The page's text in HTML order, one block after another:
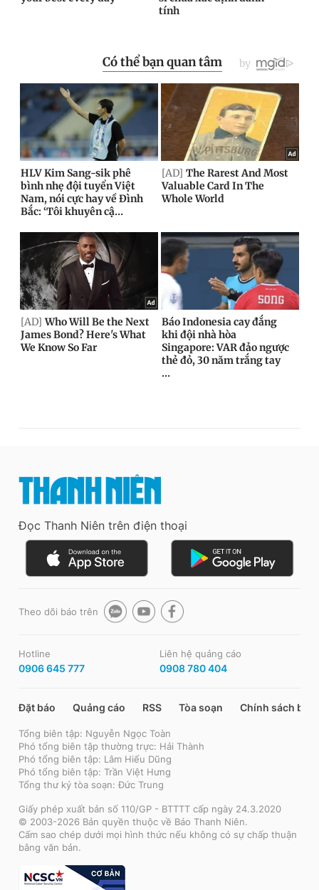
Đọc Thanh Niên trên điện thoại
Theo dõi báo trên
Hotline
0906 645 777
Liên hệ quảng cáo
0908 780 404
Đặt báo Quảng cáo RSS Tòa soạn Chính sách bảo
Tổng biên tập: Nguyễn Ngọc Toàn
Phó tổng biên tập thường trực: Hải Thành
Phó tổng biên tập: Lâm Hiếu Dũng
Phó tổng biên tập: Trần Việt Hưng
Tổng thư ký tòa soạn: Đức Trung
Giấy phép xuất bản số 110/GP - BTTTT cấp ngày 24.3.2020
© 2003-2026 Bản quyền thuộc về Báo Thanh Niên.
Cấm sao chép dưới mọi hình thức nếu không có sự chấp thuận
bằng văn bản.